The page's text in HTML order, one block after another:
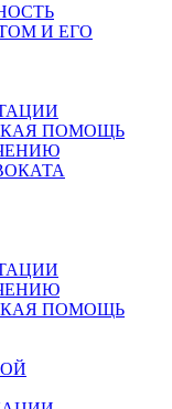
И ЕГО
ПОМОЩЬ
ПОМОЩЬ